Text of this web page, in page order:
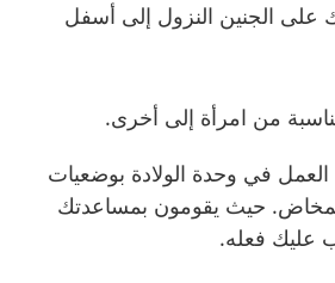
على الجنين النزول إلى أسفل
من امرأة إلى أخرى.
في وحدة الولادة بوضعيات
حيث يقومون بمساعدتك
عليك فعله.